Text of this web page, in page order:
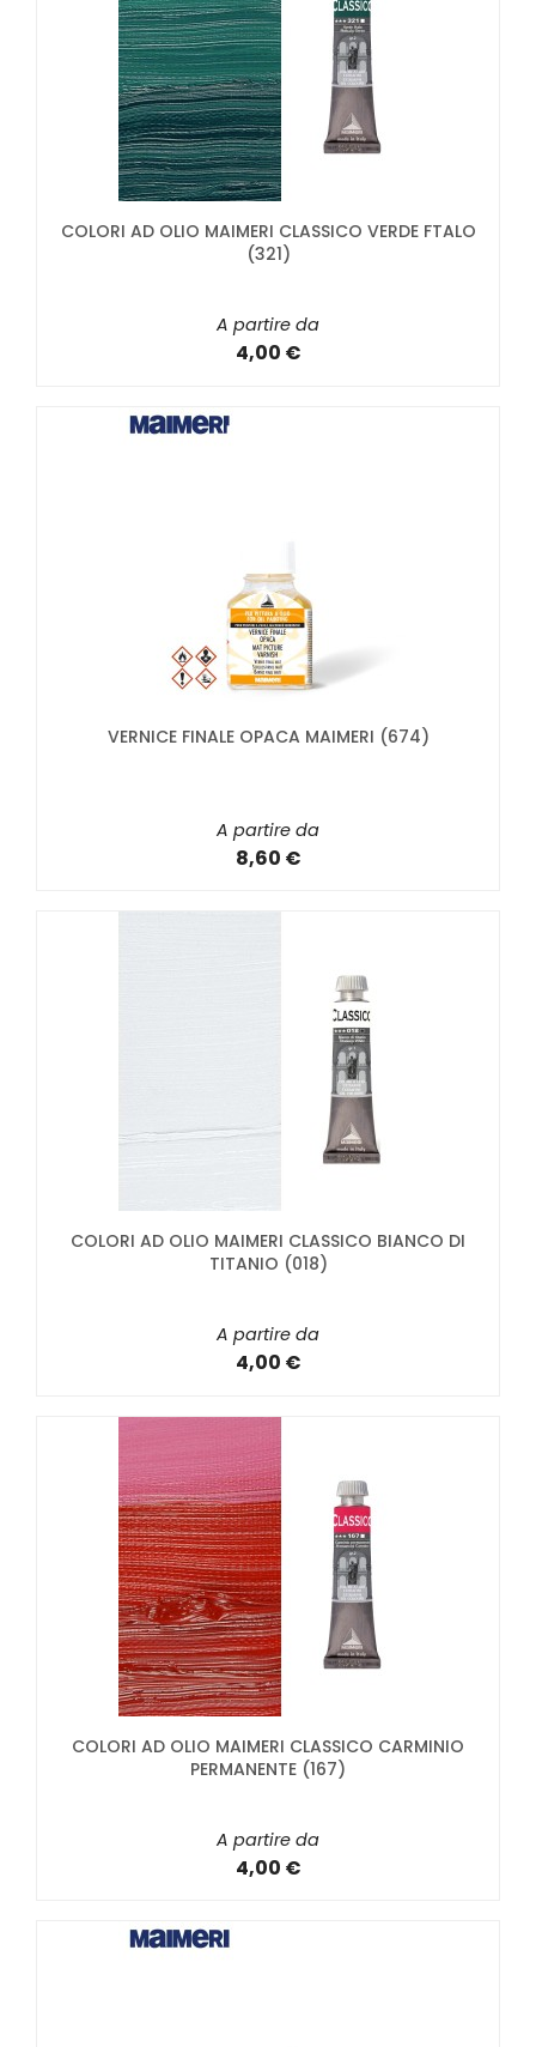
COLORI AD OLIO MAIMERI CLASSICO VERDE FTALO
(321)
A partire da
4,00 €
VERNICE FINALE OPACA MAIMERI (674)
A partire da
8,60 €
COLORI AD OLIO MAIMERI CLASSICO BIANCO DI
TITANIO (018)
A partire da
4,00 €
COLORI AD OLIO MAIMERI CLASSICO CARMINIO
PERMANENTE (167)
A partire da
4,00 €